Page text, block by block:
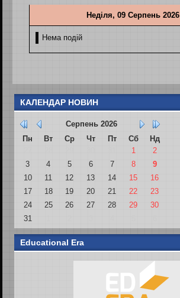
Неділя, 09 Серпень 2026
Нема подій
КАЛЕНДАР НОВИН
Серпень 2026
Пн
Вт Ср Чт Пт Сб
Нд
1
2
3
4 5 6 7 8
9
10
11 12 13 14 15
16
17
18 19 20 21 22
23
24
25 26 27 28 29
30
31
Educational Era